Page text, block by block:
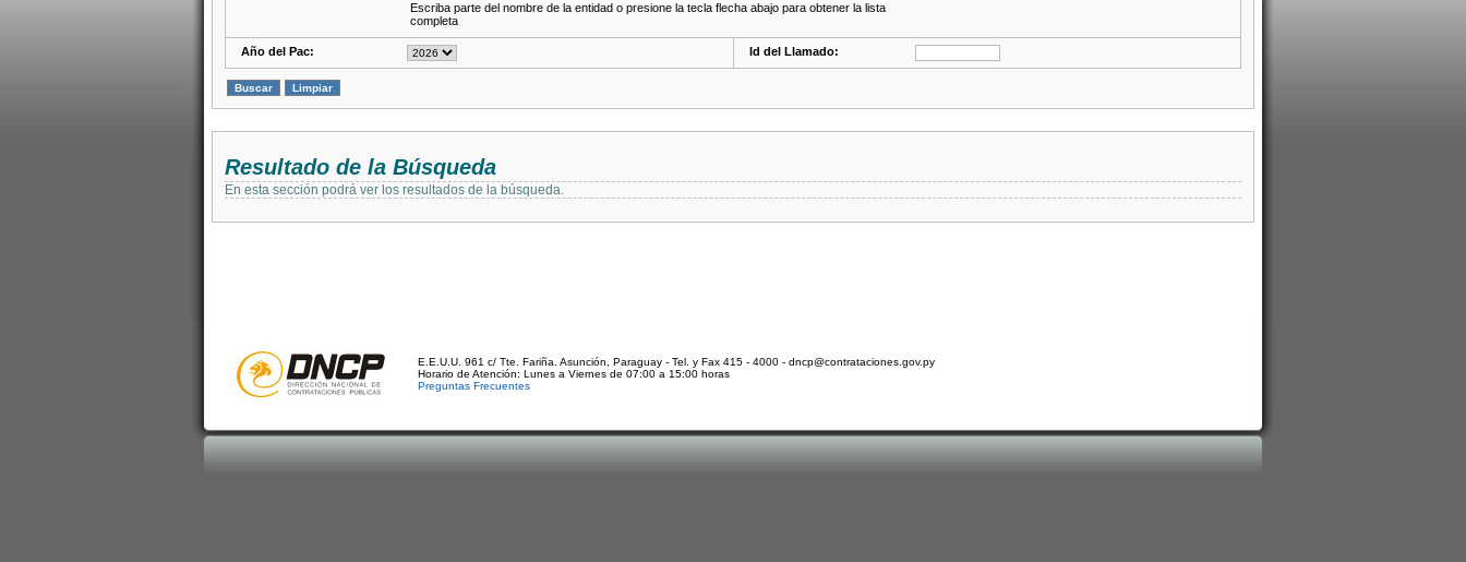
Escriba parte del nombre de la entidad o presione la tecla flecha abajo para obtener la lista
completa
Año del Pac: Id del Llamado:
Resultado de la Búsqueda
En esta sección podrá ver los resultados de la búsqueda.
E.E.U.U. 961 c/ Tte. Fariña. Asunción, Paraguay - Tel. y Fax 415 - 4000 - dncp@contrataciones.gov.py
Horario de Atención: Lunes a Viernes de 07:00 a 15:00 horas
Preguntas Frecuentes